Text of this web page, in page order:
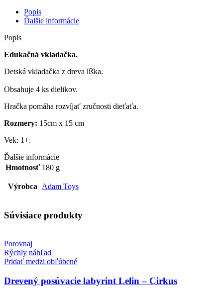
Popis
Ďalšie informácie
Popis
Edukačná vkladačka.
Detská vkladačka z dreva líška.
Obsahuje 4 ks dielikov.
Hračka pomáha rozvíjať zručnosti dieťaťa.
Rozmery: 15cm x 15 cm
Vek: 1+.
Ďalšie informácie
Hmotnosť 180 g
Výrobca Adam Toys
Súvisiace produkty
Porovnaj
Rýchly náhľad
Pridať medzi obľúbené
Drevený posúvacie labyrint Lelin – Cirkus